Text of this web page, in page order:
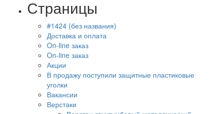
Страницы
#1424 (без названия)
Доставка и оплата
On-line заказ
On-line заказ
Акции
В продажу поступили защитные пластиковые
уголки
Вакансии
Верстаки